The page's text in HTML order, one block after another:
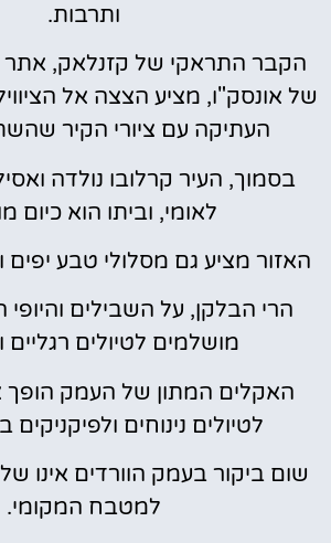
ותרבות.
הקבר התראקי של קזנלאק, אתר
של אונסק"ו, מציע הצצה אל
העתיקה עם ציורי הקיר
בסמוך, העיר קרלובו נולדה
לאומי, וביתו הוא כיום
האזור מציע גם מסלולי טבע יפים
הרי הבלקן, על השבילים
מושלמים לטיולים רגליים
האקלים המתון של העמק הופך
לטיולים נינוחים ולפיקניקים
שום ביקור בעמק הוורדים אינו
למטבח המקומי.